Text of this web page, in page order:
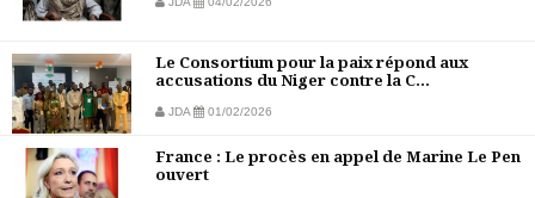
Le Consortium pour la paix répond aux
accusations du Niger contre la C...
JDA 01/02/2026
France : Le procès en appel de Marine Le Pen
ouvert